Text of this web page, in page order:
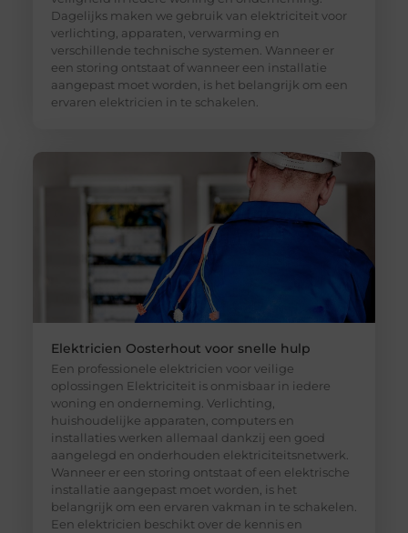
Dagelijks maken we gebruik van elektriciteit voor
verlichting, apparaten, verwarming en
verschillende technische systemen. Wanneer er
een storing ontstaat of wanneer een installatie
aangepast moet worden, is het belangrijk om een
ervaren elektricien in te schakelen.
Elektricien Oosterhout voor snelle hulp
Een professionele elektricien voor veilige
oplossingen Elektriciteit is onmisbaar in iedere
woning en onderneming. Verlichting,
huishoudelijke apparaten, computers en
installaties werken allemaal dankzij een goed
aangelegd en onderhouden elektriciteitsnetwerk.
Wanneer er een storing ontstaat of een elektrische
installatie aangepast moet worden, is het
belangrijk om een ervaren vakman in te schakelen.
Een elektricien beschikt over de kennis en